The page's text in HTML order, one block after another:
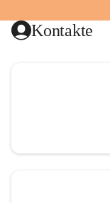
Kontakte